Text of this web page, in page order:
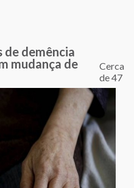
de demência
mudança de
Cerca
de 47